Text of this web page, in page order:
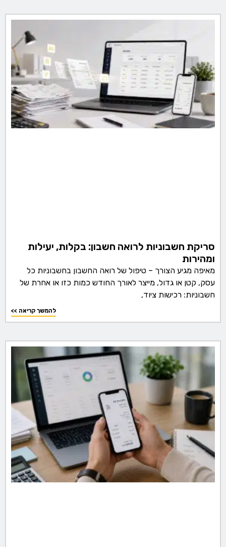
סריקת חשבוניות לרואה חשבון: בקלות, יעילות
ומהירות
מאיפה מגיע הצורך – טיפול של רואה החשבון בחשבוניות כל
עסק, קטן או גדול, מייצר לאורך החודש כמות כזו או אחרת של
חשבוניות: רכישות ציוד,
<< להמשך קריאה